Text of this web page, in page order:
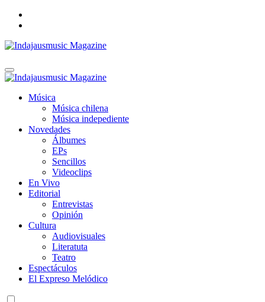
Música, Cultura y Espectáculos
Música
Música chilena
Música indepediente
Novedades
Álbumes
EPs
Sencillos
Videoclips
En Vivo
Editorial
Entrevistas
Opinión
Cultura
Audiovisuales
Literatuta
Teatro
Espectáculos
El Expreso Melódico